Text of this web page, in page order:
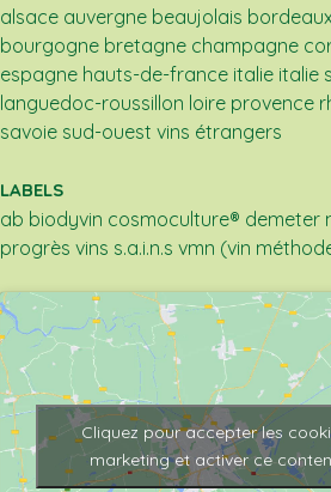
alsace auvergne beaujolais bordeaux
bourgogne bretagne champagne
espagne hauts-de-france italie italie
languedoc-roussillon loire provence
savoie sud-ouest vins étrangers
LABELS
ab biodyvin cosmoculture® demeter
progrès vins s.a.i.n.s vmn (vin
Cliquez pour accepter les
marketing et activer ce